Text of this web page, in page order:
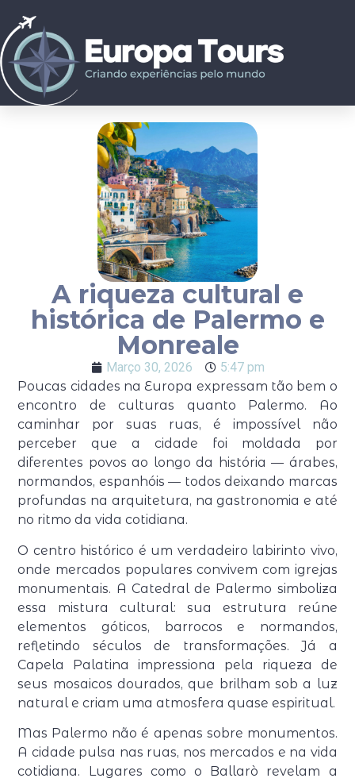
A riqueza cultural e
histórica de Palermo e
Monreale
Março 30, 2026
5:47 pm
Poucas cidades na Europa expressam tão bem o
encontro de culturas quanto
Palermo. Ao
caminhar por suas ruas, é impossível não
perceber que a cidade foi moldada por
diferentes povos ao longo da história — árabes,
normandos, espanhóis — todos deixando marcas
profundas na arquitetura, na gastronomia e até
no ritmo da vida cotidiana.
O centro histórico é um verdadeiro labirinto vivo,
onde mercados populares convivem com igrejas
monumentais. A Catedral de Palermo simboliza
essa mistura cultural: sua estrutura reúne
elementos góticos, barrocos e normandos,
refletindo séculos de transformações. Já a
Capela Palatina
impressiona pela riqueza de
seus mosaicos dourados, que brilham sob a luz
natural e criam uma atmosfera quase espiritual.
Mas Palermo não é apenas sobre monumentos.
A cidade pulsa nas ruas, nos mercados e na vida
cotidiana. Lugares como o Ballarò revelam a